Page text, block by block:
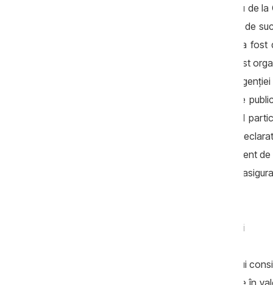
Serghei Plamadeala, colegul lui Budescu de
dintre acestea, Din-Vest SRL, se bucură de
în ultimii patru ani, firma lui Plămădeală a
economic înființat de Plamadeala au fost
indicată suma contractului pe portalul
lucru interzis de Legea privind achizițiile
Alexandru”, Din-Vest SRL a fost singurul
Pulbere, juristul instituției publice, ne-a
„Nu a fost limitat dreptul niciunui concurent
cazul bunurilor și serviciilor, dacă este
Afacerea consilierului de la Strășeni
Merg bine afacerile cu statul în cazul unui